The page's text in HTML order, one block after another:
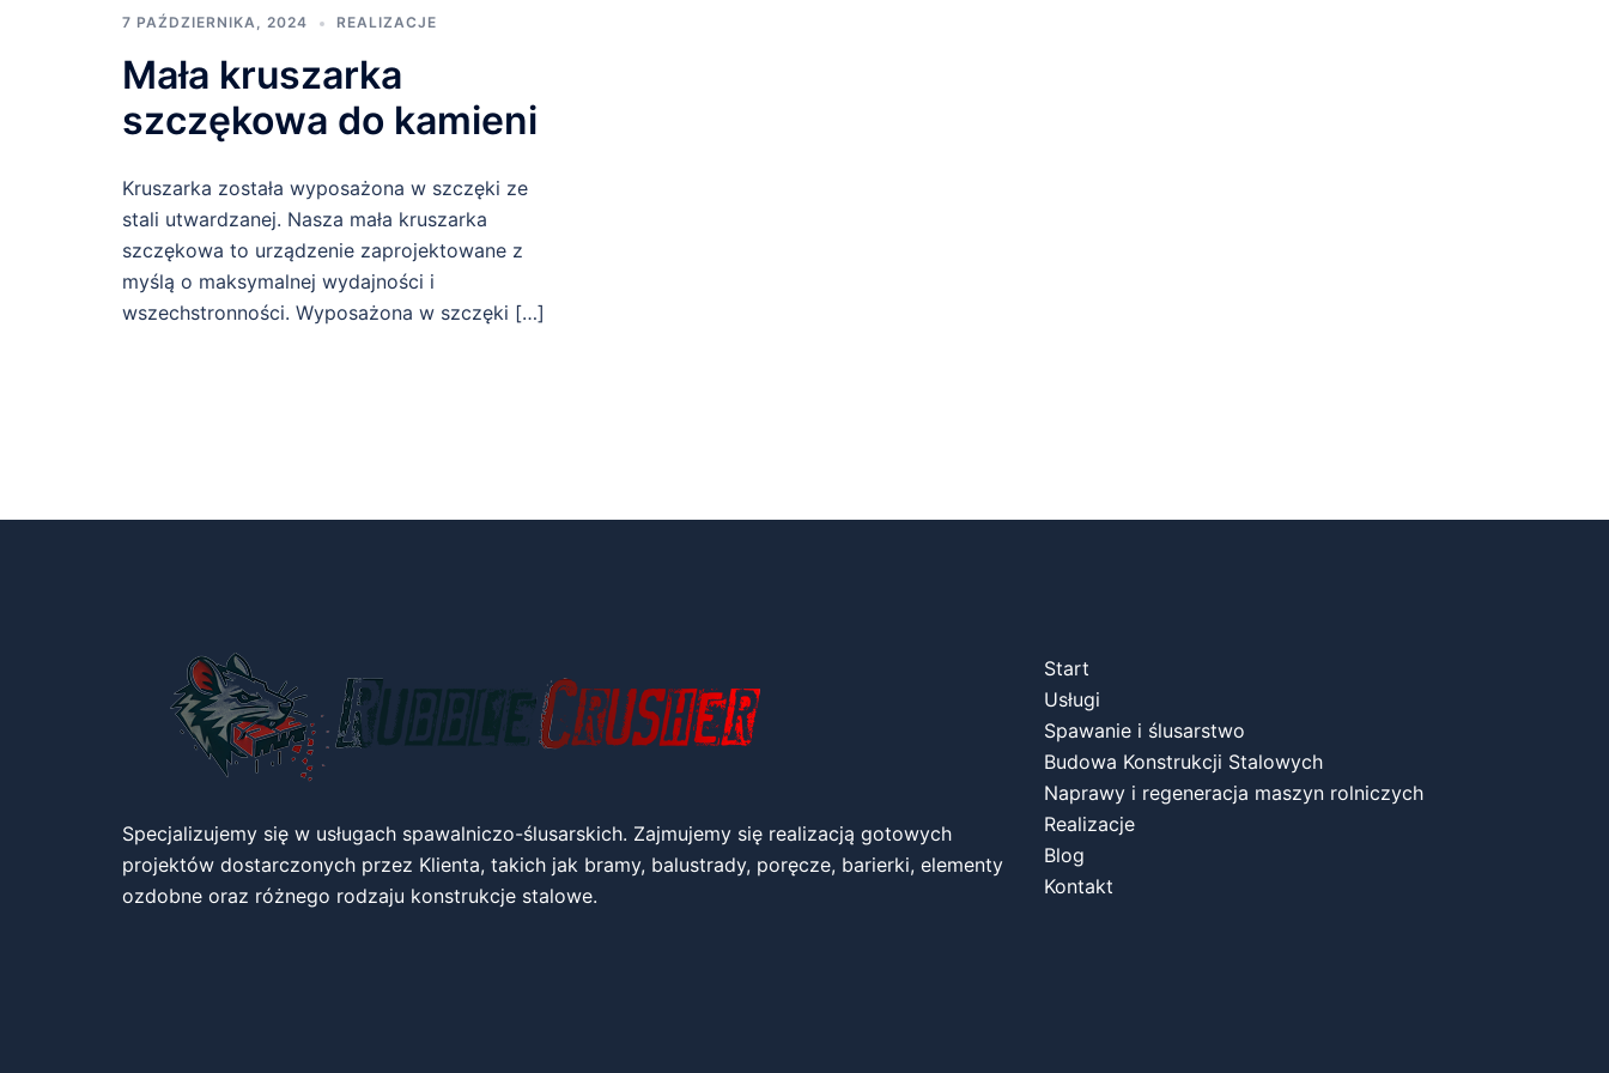
7 PAŹDZIERNIKA, 2024 REALIZACJE
Mała kruszarka
szczękowa do kamieni
Kruszarka została wyposażona w szczęki ze
stali utwardzanej. Nasza mała kruszarka
szczękowa to urządzenie zaprojektowane z
myślą o maksymalnej wydajności i
wszechstronności. Wyposażona w szczęki […]
Specjalizujemy się w usługach spawalniczo-ślusarskich. Zajmujemy się realizacją gotowych
projektów dostarczonych przez Klienta, takich jak bramy, balustrady, poręcze, barierki, elementy
ozdobne oraz różnego rodzaju konstrukcje stalowe.
Start
Usługi
Spawanie i ślusarstwo
Budowa Konstrukcji Stalowych
Naprawy i regeneracja maszyn rolniczych
Realizacje
Blog
Kontakt